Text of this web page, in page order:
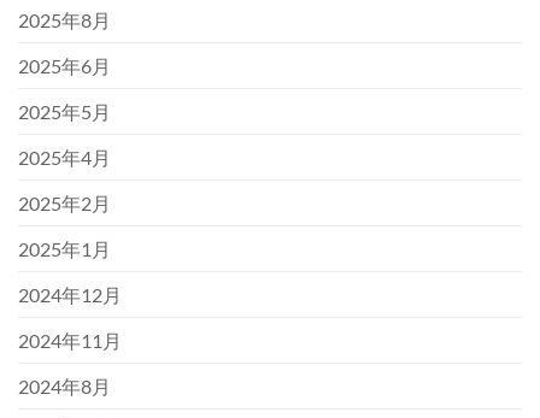
2025年8月
2025年6月
2025年5月
2025年4月
2025年2月
2025年1月
2024年12月
2024年11月
2024年8月